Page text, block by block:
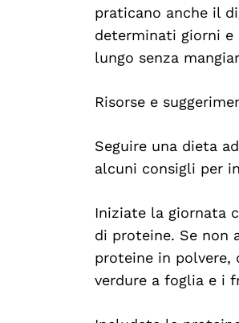
praticano anche il
determinati giorni
lungo senza
Risorse e
Seguire una dieta
alcuni consigli per
Iniziate la giornata
di proteine. Se non
proteine in
verdure a foglia e i